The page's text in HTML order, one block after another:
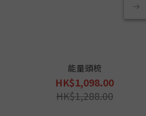
能量頭梳
HK$1,098.00
HK$1,288.00